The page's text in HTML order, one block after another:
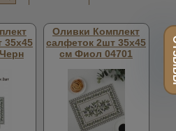
35х45
Оливки Комплект
салфеток 2шт 35х45
см Фиол 04701